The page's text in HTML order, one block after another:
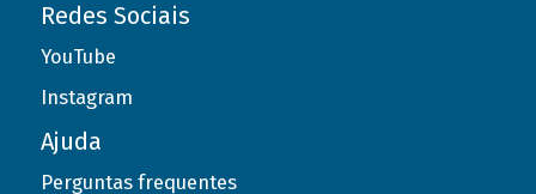
Redes Sociais
YouTube
Instagram
Ajuda
Perguntas frequentes